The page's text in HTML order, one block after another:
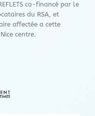
co-financé par le
du RSA, et
affectée a cette
centre.